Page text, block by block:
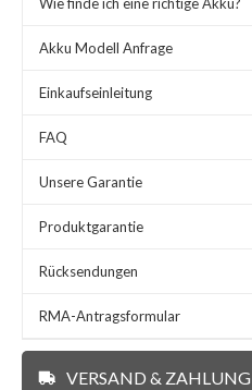
Akku Modell Anfrage
Einkaufseinleitung
FAQ
Unsere Garantie
Produktgarantie
Rücksendungen
RMA-Antragsformular
VERSAND & ZAHLUNG